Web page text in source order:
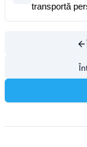
transportă